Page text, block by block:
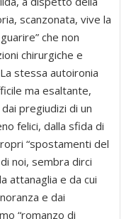
scanzonata, vive la
che non
chirurgiche e
stessa autoironia
ma esaltante,
pregiudizi di un
felici, dalla sfida di
“spostamenti del
noi, sembra dirci
attanaglia e da cui
e dai
“romanzo di